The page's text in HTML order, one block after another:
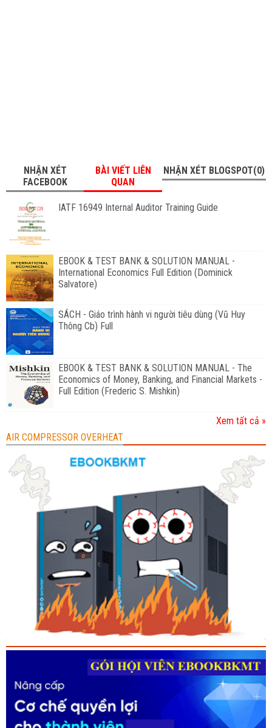
NHẬN XÉT
FACEBOOK
BÀI VIẾT LIÊN
QUAN
NHẬN XÉT BLOGSPOT(0)
IATF 16949 Internal Auditor Training Guide
EBOOK & TEST BANK & SOLUTION MANUAL -
International Economics Full Edition (Dominick
Salvatore)
SÁCH - Giáo trình hành vi người tiêu dùng (Vũ Huy
Thông Cb) Full
EBOOK & TEST BANK & SOLUTION MANUAL - The
Economics of Money, Banking, and Financial Markets -
Full Edition (Frederic S. Mishkin)
Xem tất cả »
AIR COMPRESSOR OVERHEAT